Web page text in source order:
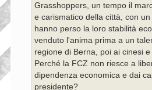
Grasshoppers, un tempo il
e carismatico della città, con un
hanno perso la loro stabilità
venduto l'anima prima a un
regione di Berna, poi ai cinesi
Perché la FCZ non riesce a
dipendenza economica e dai
presidente?